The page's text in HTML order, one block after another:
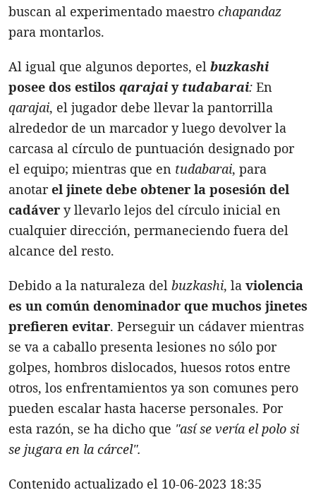
buscan al experimentado maestro chapandaz
para montarlos.
Al igual que algunos deportes, el buzkashi
posee dos estilos qarajai y tudabarai: En
qarajai, el jugador debe llevar la pantorrilla
alrededor de un marcador y luego devolver la
carcasa al círculo de puntuación designado por
el equipo; mientras que en tudabarai, para
anotarel jinete debe obtener la posesión del
cadáver y llevarlo lejos del círculo inicial en
cualquier dirección, permaneciendo fuera del
alcance del resto.
Debido a la naturaleza del buzkashi, la violencia
es un común denominador que muchos jinetes
prefieren evitar. Perseguir un cádaver mientras
se va a caballo presenta lesiones no sólo por
golpes, hombros dislocados, huesos rotos entre
otros, los enfrentamientos ya son comunes pero
pueden escalar hasta hacerse personales. Por
esta razón, se ha dicho que "así se vería el polo si
se jugara en la cárcel".
Contenido actualizado el 10-06-2023 18:35